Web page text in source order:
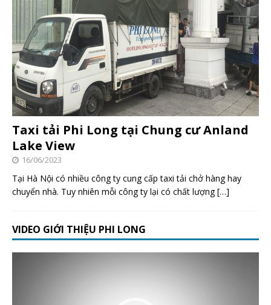
Taxi tải Phi Long tại Chung cư Anland
Lake View
16/06/2023
Tại Hà Nội có nhiều công ty cung cấp taxi tải chở hàng hay
chuyển nhà. Tuy nhiên mỗi công ty lại có chất lượng[…]
VIDEO GIỚI THIỆU PHI LONG